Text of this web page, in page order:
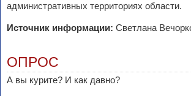
административных территориях области.
Источник информации: Светлана
ОПРОС
А вы курите? И как давно?